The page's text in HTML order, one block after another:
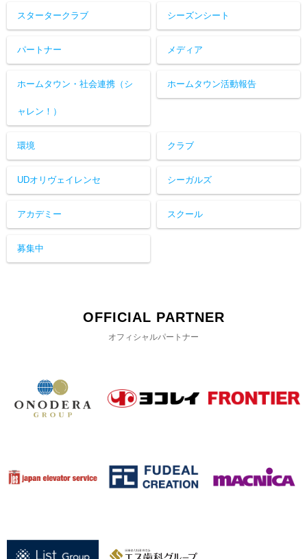
スタータークラブ シーズンシート
パートナー メディア
ホームタウン・社会連携（シ
ャレン！）
ホームタウン活動報告
環境 クラブ
UDオリヴェイレンセ シーガルズ
アカデミー スクール
募集中
OFFICIAL PARTNER
オフィシャルパートナー